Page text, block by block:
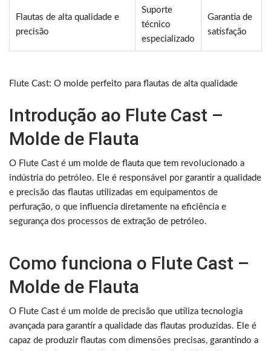
Flautas de alta qualidade e
precisão
Suporte
técnico
especializado
Garantia de
satisfação
Flute Cast: O molde perfeito para flautas de alta qualidade
Introdução ao Flute Cast –
Molde de Flauta
O Flute Cast é um molde de flauta que tem revolucionado a
indústria do petróleo. Ele é responsável por garantir a qualidade
e precisão das flautas utilizadas em equipamentos de
perfuração, o que influencia diretamente na eficiência e
segurança dos processos de extração de petróleo.
Como funciona o Flute Cast –
Molde de Flauta
O Flute Cast é um molde de precisão que utiliza tecnologia
avançada para garantir a qualidade das flautas produzidas. Ele é
capaz de produzir flautas com dimensões precisas, garantindo a